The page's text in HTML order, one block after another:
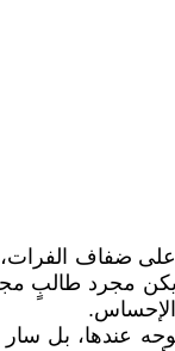
يكن مجرد طالبٍ